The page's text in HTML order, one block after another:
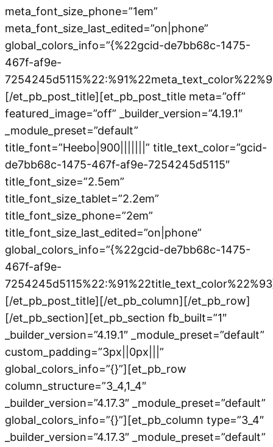
meta_font_size_phone=”1em”
meta_font_size_last_edited=”on|phone”
global_colors_info=”{%22gcid-de7bb68c-1475-
467f-af9e-
[/et_pb_post_title][et_pb_post_title meta=”off”
featured_image=”off” _builder_version=”4.19.1″
_module_preset=”default”
title_font=”Heebo|900|||||||” title_text_color=”gcid-
de7bb68c-1475-467f-af9e-7254245d5115″
title_font_size=”2.5em”
title_font_size_tablet=”2.2em”
title_font_size_phone=”2em”
title_font_size_last_edited=”on|phone”
global_colors_info=”{%22gcid-de7bb68c-1475-
467f-af9e-
[/et_pb_post_title][/et_pb_column][/et_pb_row]
[/et_pb_section][et_pb_section fb_built=”1″
_builder_version=”4.19.1″ _module_preset=”default”
custom_padding=”3px||0px|||”
global_colors_info=”{}”][et_pb_row
column_structure=”3_4,1_4″
_builder_version=”4.17.3″ _module_preset=”default”
global_colors_info=”{}”][et_pb_column type=”3_4″
_builder_version=”4.17.3″ _module_preset=”default”